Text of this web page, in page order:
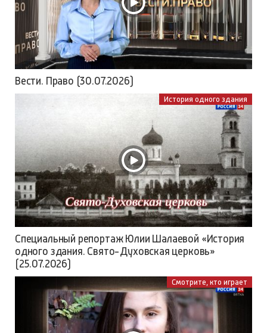
Вести. Право (30.07.2026)
История одного здания
Специальный репортаж Юлии Шалаевой «История
одного здания. Свято-Духовская церковь»
(25.07.2026)
Смотрите, кто играет